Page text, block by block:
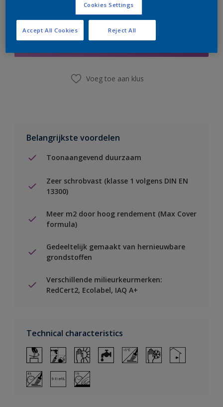
Boodschappenlijst
Voeg toe aan klus
Belangrijkste voordelen
Toonaangevend duurzaam
Zeer schrobvast (klasse 1 volgens DIN EN
13300)
Meer m2 door hoog rendement (Max Cover
formula)
Gedeeltelijk gemaakt van hernieuwbare
grondstoffen
Verschillende milieurkeurmerken:
RedCert2, Ecolabel, IAQ A+
Technical characteristics
Cookies Settings
Reject All
Accept All Cookies